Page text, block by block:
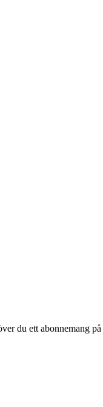
du ett abonnemang på